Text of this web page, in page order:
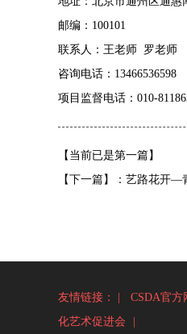
邮编： 100101
联系人：王老师
罗老师
咨询电话： 13466536598
项目监督电话： 010-
【当前已是第一篇】
【下一篇】：艺路花开
友情链接： | CSDA官方
化艺术促进会